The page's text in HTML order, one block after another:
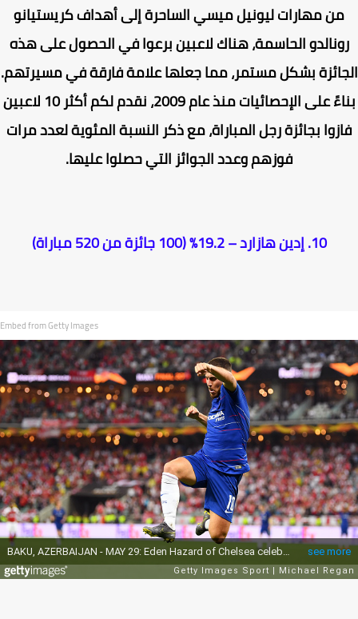
من مهارات ليونيل ميسي الساحرة إلى أهداف كريستيانو
الحاسمة، هناك لاعبين برعوا في الحصول على هذه
بشكل مستمر، مما جعلها علامة فارقة في مسيرتهم.
بناءً على الإحصائيات منذ عام 2009، نقدم لكم أكثر 10 لاعبين
بجائزة رجل المباراة، مع ذكر النسبة المئوية لعدد مرات
فوزهم وعدد الجوائز التي حصلوا عليها.
10. إدين هازارد – 19.2% (100 جائزة من 520 مباراة)
Embed from Getty Images